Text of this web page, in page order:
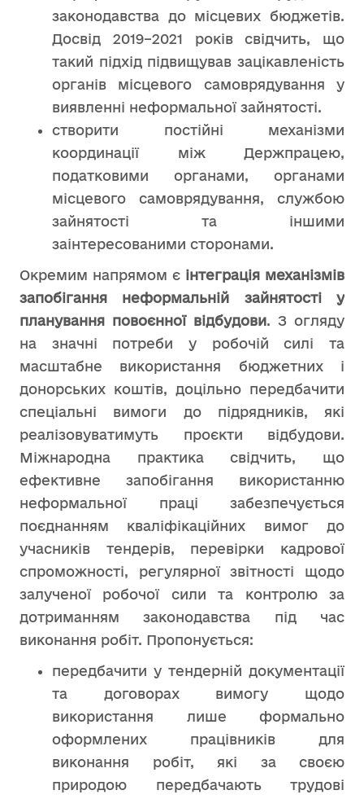
законодавства до місцевих бюджетів.
Досвід 2019–2021 років свідчить, що
такий підхід підвищував зацікавленість
органів місцевого самоврядування у
виявленні неформальної зайнятості.
створити постійні механізми
координації між Держпрацею,
податковими органами, органами
місцевого самоврядування, службою
зайнятості та іншими
заінтересованими сторонами.
Окремим напрямом є інтеграція механізмів
запобігання неформальній зайнятості у
планування повоєнної відбудови. З огляду
на значні потреби у робочій силі та
масштабне використання бюджетних і
донорських коштів, доцільно передбачити
спеціальні вимоги до підрядників, які
реалізовуватимуть проєкти відбудови.
Міжнародна практика свідчить, що
ефективне запобігання використанню
неформальної праці забезпечується
поєднанням кваліфікаційних вимог до
учасників тендерів, перевірки кадрової
спроможності, регулярної звітності щодо
залученої робочої сили та контролю за
дотриманням законодавства під час
виконання робіт. Пропонується:
передбачити у тендерній документації
та договорах вимогу щодо
використання лише формально
оформлених працівників для
виконання робіт, які за своєю
природою передбачають трудові